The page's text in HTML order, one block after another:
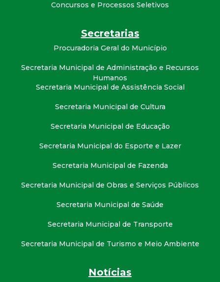
Concursos e Processos Seletivos
Secretarias
Procuradoria Geral do Município
Secretaria Municipal de Administração e Recursos
Humanos
Secretaria Municipal de Assistência Social
Secretaria Municipal de Cultura
Secretaria Municipal de Educação
Secretaria Municipal do Esporte e Lazer
Secretaria Municipal de Fazenda
Secretaria Municipal de Obras e Serviços Públicos
Secretaria Municipal de Saúde
Secretaria Municipal de Transporte
Secretaria Municipal de Turismo e Meio Ambiente
Notícias